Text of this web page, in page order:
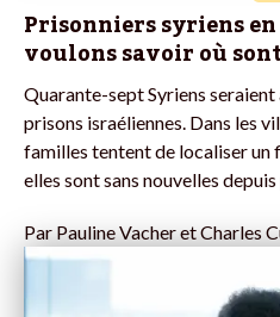
Prisonniers syriens
voulons savoir où
Quarante-sept Syriens seraient
prisons israéliennes. Dans les
familles tentent de localiser un
elles sont sans nouvelles
Par Pauline Vacher et Charles